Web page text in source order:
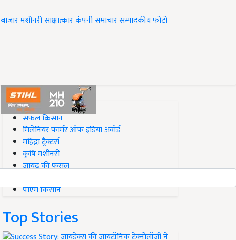
बाजारमशीनरीसाक्षात्कारकंपनी समाचारसम्पादकीयफोटो
#Top on Krishi Jagran
सफल किसान
मिलेनियर फार्मर ऑफ इंडिया अवॉर्ड
महिंद्रा ट्रैक्टर्स
कृषि मशीनरी
जायद की फसल
पीएम किसान
Top Stories